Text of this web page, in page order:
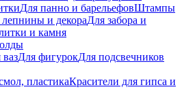
Для панно и барельефовШтампы
и декораДля забора и
и камня
Для фигурокДля подсвечников
пластикаКрасители для гипса и